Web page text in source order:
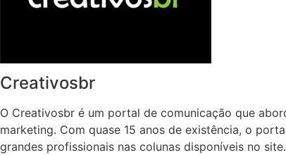
Creativosbr
O Creativosbr é um portal de comunicação que
marketing. Com quase 15 anos de existência, o
grandes profissionais nas colunas disponíveis no site.